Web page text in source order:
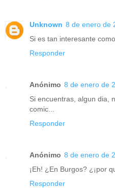
Unknown 8 de enero de
Si es tan interesante
Responder
Anónimo 8 de enero de
Si encuentras, algun dia,
comic...
Responder
Anónimo 8 de enero de
¡Eh! ¿En Burgos? ¿¡por
Responder